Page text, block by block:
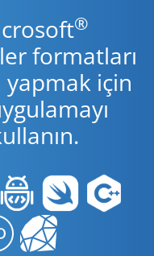
®
formatları
yapmak için